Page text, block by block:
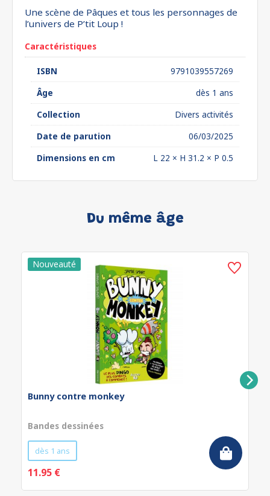
Une scène de Pâques et tous les personnages de
l’univers de P’tit Loup !
Caractéristiques
ISBN
9791039557269
Âge
dès 1 ans
Collection
Divers activités
Date de parution
06/03/2025
Dimensions en cm
L 22 × H 31.2 × P 0.5
Du même âge
Bunny contre monkey
Bandes dessinées
dès 1 ans
11.95 €